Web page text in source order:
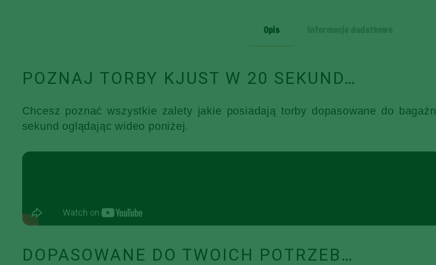
Opis
POZNAJ TORBY KJUST W 20 SEKUND…
Chcesz poznać wszystkie zalety jakie posiadają torby dopasowane do
sekund oglądając wideo poniżej.
DOPASOWANE DO TWOICH POTRZEB…